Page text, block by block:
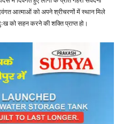
आत्माओं को अपने श्रीचरणों में स्थान मिले
को सहन करने की शक्ति प्राप्त हो।